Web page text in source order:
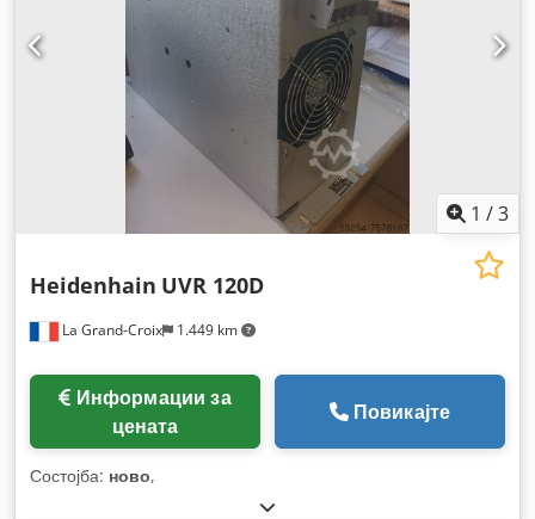
1 /3
La Grand-Croix 1.449 km
Heidenhain UVR 120D
цената
Повикајте
Состојба: ново,